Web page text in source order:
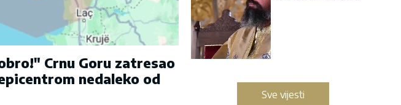
Crnu Goru zatresao
nedaleko od
Sve vijesti